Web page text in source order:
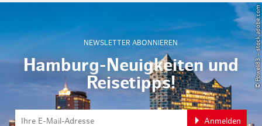
NEWSLETTER ABONNIEREN
Hamburg-Neuigkeiten und
Reisetipps!
Anmelden
© Powell83 – stock.adobe.com